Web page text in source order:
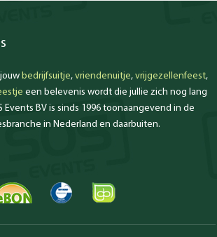
bedrijfsuitje, vriendenuitje, vrijgezellenfeest,
een belevenis wordt die jullie zich nog lang
Events BV is sinds 1996 toonaangevend in de
in Nederland en daarbuiten.